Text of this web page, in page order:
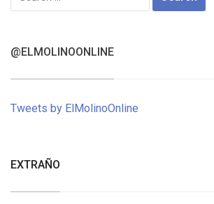
for:
@ELMOLINOONLINE
Tweets by ElMolinoOnline
EXTRAÑO